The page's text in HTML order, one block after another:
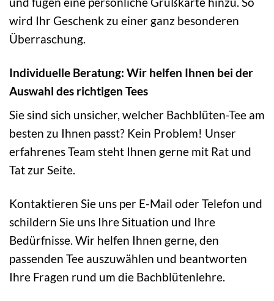
wird Ihr Geschenk zu einer ganz besonderen
Überraschung.
Individuelle Beratung: Wir helfen Ihnen bei der
Auswahl des richtigen Tees
Sie sind sich unsicher, welcher Bachblüten-Tee am
besten zu Ihnen passt? Kein Problem! Unser
erfahrenes Team steht Ihnen gerne mit Rat und
Tat zur Seite.
Kontaktieren Sie uns per E-Mail oder Telefon und
schildern Sie uns Ihre Situation und Ihre
Bedürfnisse. Wir helfen Ihnen gerne, den
passenden Tee auszuwählen und beantworten
Ihre Fragen rund um die Bachblütenlehre.